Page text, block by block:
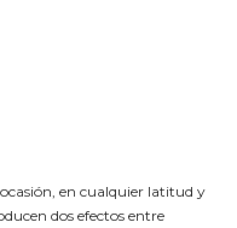
en cualquier latitud y
dos efectos entre